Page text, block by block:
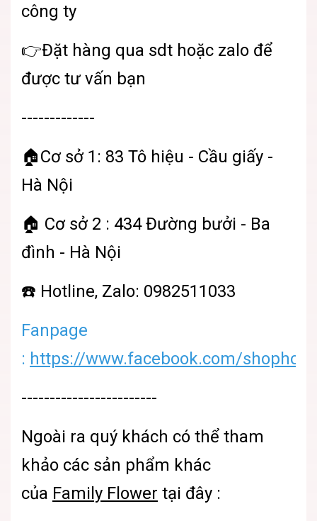
công ty
👉Đặt hàng qua sdt hoặc zalo để
được tư vấn bạn
-------------
🏠Cơ sở 1: 83 Tô hiệu - Cầu giấy -
Hà Nội
🏠 Cơ sở 2 : 434 Đường bưởi - Ba
đình - Hà Nội
☎️ Hotline, Zalo: 0982511033
Fanpage
: https://www.facebook.com/
------------------------
Ngoài ra quý khách có thể tham
khảo các sản phẩm khác
của Family Flower tại đây :